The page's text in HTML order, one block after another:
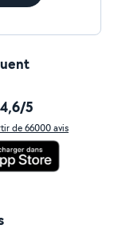
4,6/5
de 66000 avis